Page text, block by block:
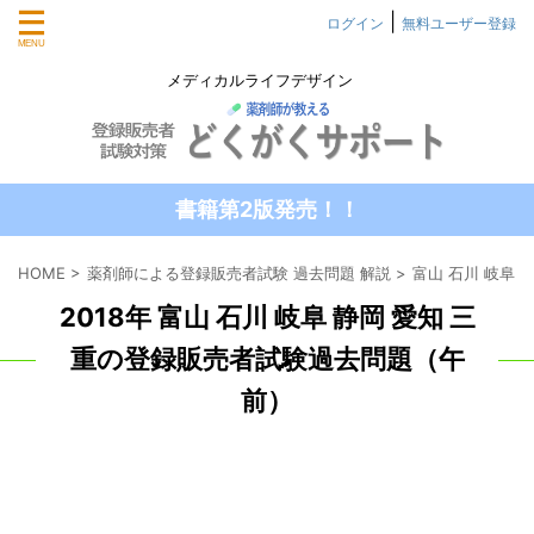
メディカルライフデザイン
ログイン 無料ユーザー登録
書籍第2版発売！！
HOME > 薬剤師による登録販売者試験 過去問題 解説 > 富山 石川 岐阜
2018年 富山 石川 岐阜 静岡 愛知 三
重の登録販売者試験過去問題（午
前）